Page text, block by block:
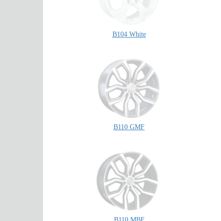
B104 White
B110 GMF